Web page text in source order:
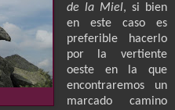
de la Miel, si bien
en este caso es
preferible hacerlo
por la vertiente
oeste en la que
encontraremos un
marcado camino